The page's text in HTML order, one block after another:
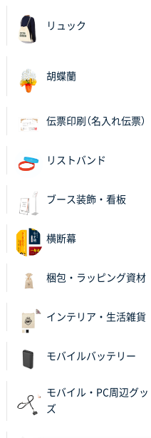
リュック
胡蝶蘭
伝票印刷（名入れ伝票）
リストバンド
ブース装飾・看板
横断幕
梱包・ラッピング資材
インテリア・生活雑貨
モバイルバッテリー
モバイル・PC周辺グッ
ズ